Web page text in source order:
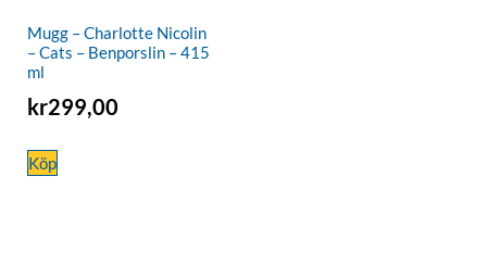
Mugg – Charlotte Nicolin
– Cats – Benporslin – 415
ml
kr299,00
Köp